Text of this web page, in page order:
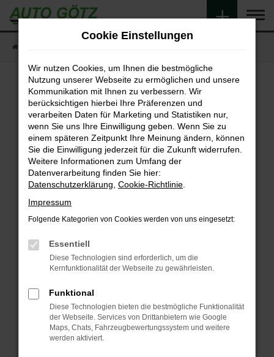
Zum
Hauptinhalt
springen
Fehler: Network Error
Beim Laden ist ein Fehler aufgetreten.
Hier sind ein paar Tipps, die dir helfen können:
Überprüfe deine Firewall und deine
Internetverbindung.
Laden andere Webseiten, zum Beispiel deine
Suchmaschine?
Prüfe deine Browsererweiterungen.
können das Laden bestimmter Seiten
verhindern. Funktioniert die Seite in einem
Fenster?
Starte dein Gerät neu.
Das kann manchmal helfen, vorübergehende
Probleme zu beheben.
Cookie Einstellungen
Wir nutzen Cookies, um Ihnen die bestmögliche
Nutzung unserer Webseite zu ermöglichen und unsere
Kommunikation mit Ihnen zu verbessern. Wir
berücksichtigen hierbei Ihre Präferenzen und
verarbeiten Daten für Marketing und Statistiken nur,
wenn Sie uns Ihre Einwilligung geben. Wenn Sie zu
einem späteren Zeitpunkt Ihre Meinung ändern, können
Sie die Einwilligung jederzeit für die Zukunft widerrufen.
Weitere Informationen zum Umfang der
Datenverarbeitung finden Sie hier:
Datenschutzerklärung Cookie-Richtlinie
Impressum
Folgende Kategorien von Cookies werden von uns eingesetzt:
Essentiell
Diese Technologien sind erforderlich, um die
Kernfunktionalität der Webseite zu gewährleisten.
Funktional
Diese Technologien bieten die bestmögliche Funktionalität
der Webseite. Services von Drittanbietern wie Google
Maps, Chats, Fahrzeugbewertungssystem und weitere
werden aktiviert.